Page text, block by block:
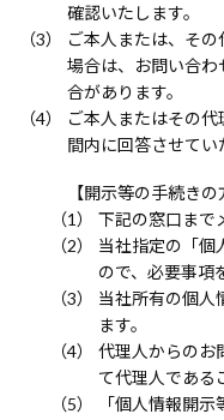
確認いたします。
ご本人または、そ
場合は、お問い合
合があります。
ご本人またはその
間内に回答させてい
【開示等の手続きの
下記の窓口まで
当社指定の「個
ので、必要事項
当社所有の個人
ます。
代理人からのお
て代理人である
「個人情報開